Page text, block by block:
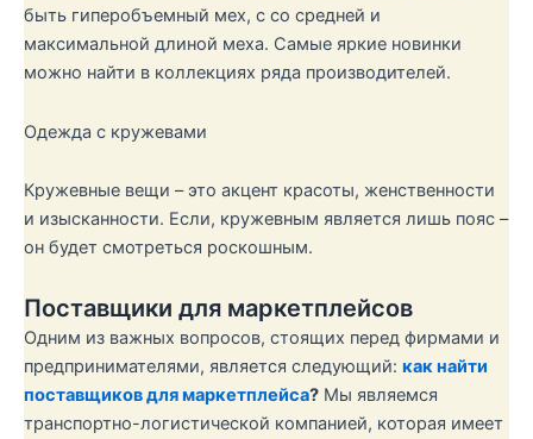
быть гиперобъемный мех, с со средней и
максимальной длиной меха. Самые яркие новинки
можно найти в коллекциях ряда производителей.
Одежда с кружевами
Кружевные вещи – это акцент красоты, женственности
и изысканности. Если, кружевным является лишь пояс –
он будет смотреться роскошным.
Поставщики для маркетплейсов
Одним из важных вопросов, стоящих перед фирмами и
предпринимателями, является следующий: как найти
поставщиков для маркетплейса? Мы являемся
транспортно-логистической компанией, которая имеет